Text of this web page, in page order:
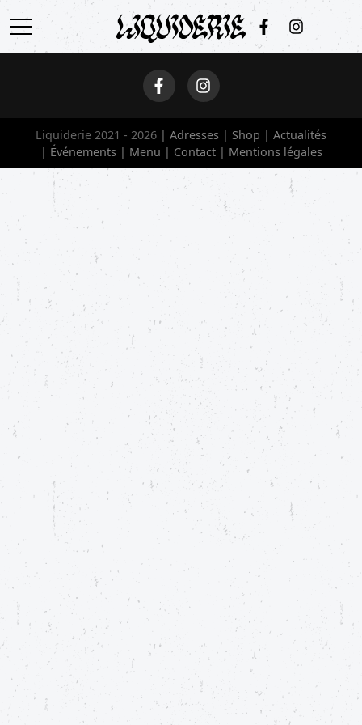
SHOP
ACTUALITÉS
ÉVÉNEMENTS
MENU
CONTACT
Liquiderie 2021 - 2026 Adresses Shop
Actualités
Événements
Menu Contact Mentions légales